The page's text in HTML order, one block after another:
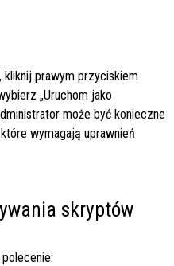
kliknij prawym przyciskiem
„Uruchom jako
może być konieczne
wymagają uprawnień
skryptów